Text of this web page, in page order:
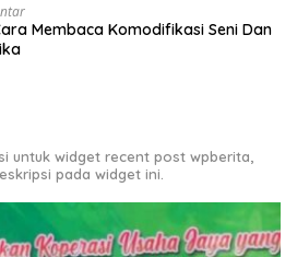
Membaca Komodifikasi Seni Dan
untuk widget recent post wpberita,
pada widget ini.